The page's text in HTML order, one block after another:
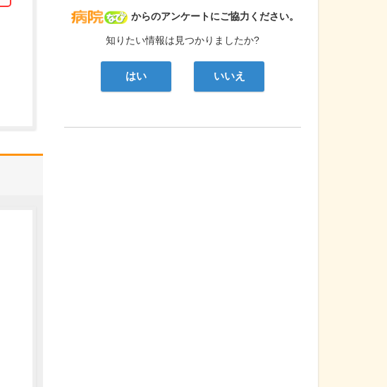
病院なび
からのアンケートにご協力ください。
知りたい情報は見つかりましたか?
はい いいえ